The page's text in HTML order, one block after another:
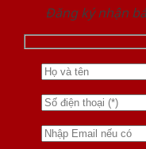
Đăng ký nhận